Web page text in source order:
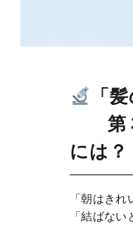
「
第３
には？
「朝はき
「結ばない